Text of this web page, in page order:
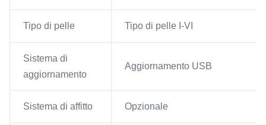
Tipo di pelle Tipo di pelle I-VI
Sistema di
aggiornamento
Aggiornamento USB
Sistema di affitto Opzionale